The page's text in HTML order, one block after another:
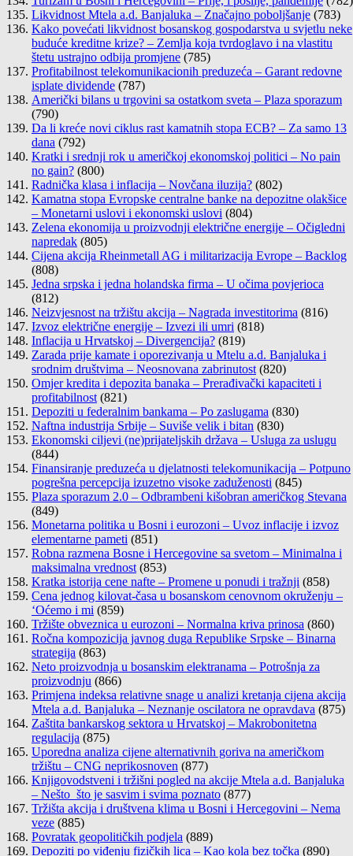
Likvidnost Mtela a.d. Banjaluka – Značajno poboljšanje (783)
Kako povećati likvidnost bosanskog gospodarstva u svjetlu neke
buduće kreditne krize? – Zemlja koja tvrdoglavo i na vlastitu
štetu ustrajno odbija promjene (785)
Profitabilnost telekomunikacionih preduzeća – Garant redovne
isplate dividende (787)
Američki bilans u trgovini sa ostatkom sveta – Plaza sporazum
(790)
Da li kreće novi ciklus rast kamatnih stopa ECB? – Za samo 13
dana (792)
Kratki i srednji rok u američkoj ekonomskoj politici – No pain
no gain? (800)
Radnička klasa i inflacija – Novčana iluzija? (802)
Kamatna stopa Evropske centralne banke na depozitne olakšice
– Monetarni uslovi i ekonomski uslovi (804)
Zelena ekonomija u proizvodnji električne energije – Očigledni
napredak (805)
Cijena akcija Rheinmetall AG i militarizacija Evrope – Backlog
(808)
Jedna srpska i jedna holandska firma – U očima povjerioca
(812)
Neizvjesnost na tržištu akcija – Nagrada investitorima (816)
Izvoz električne energije – Izvezi ili umri (818)
Inflacija u Hrvatskoj – Divergencija? (819)
Zarada prije kamate i oporezivanja u Mtelu a.d. Banjaluka i
srodnim društvima – Neosnovana zabrinutost (820)
Omjer kredita i depozita banaka – Prerađivački kapaciteti i
profitabilnost (821)
Depoziti u federalnim bankama – Po zaslugama (830)
Naftna industrija Srbije – Suviše velik i bitan (830)
Ekonomski ciljevi (ne)prijateljskih država – Usluga za uslugu
(844)
Finansiranje preduzeća u djelatnosti telekomunikacija – Potpuno
pogrešna percepcija izuzetno visoke zaduženosti (845)
Plaza sporazum 2.0 – Odbrambeni kišobran američkog Stevana
(849)
Monetarna politika u Bosni i eurozoni – Uvoz inflacije i izvoz
elementarne pameti (851)
Robna razmena Bosne i Hercegovine sa svetom – Minimalna i
maksimalna vrednost (853)
Kratka istorija cene nafte – Promene u ponudi i tražnji (858)
Cena jednog kilovat-časa u bosanskom cenovnom okruženju –
‘Oćemo i mi (859)
Tržište obveznica u eurozoni – Normalna kriva prinosa (860)
Ročna kompozicija javnog duga Republike Srpske – Binarna
strategija (863)
Neto proizvodnja u bosanskim elektranama – Potrošnja za
proizvodnju (866)
Primjena indeksa relativne snage u analizi kretanja cijena akcija
Mtela a.d. Banjaluka – Neznanje oscilatora ne opravdava (875)
Zaštita bankarskog sektora u Hrvatskoj – Makrobonitetna
regulacija (875)
Uporedna analiza cijene alternativnih goriva na američkom
tržištu – CNG neprikosnoven (877)
Knjigovodstveni i tržišni pogled na akcije Mtela a.d. Banjaluka
– Nešto što je sasvim i svima poznato (877)
Tržišta akcija i društvena klima u Bosni i Hercegovini – Nema
veze (885)
Povratak geopolitičkih podjela (889)
Depoziti po viđenju fizičkih lica – Kao kola bez točka (890)